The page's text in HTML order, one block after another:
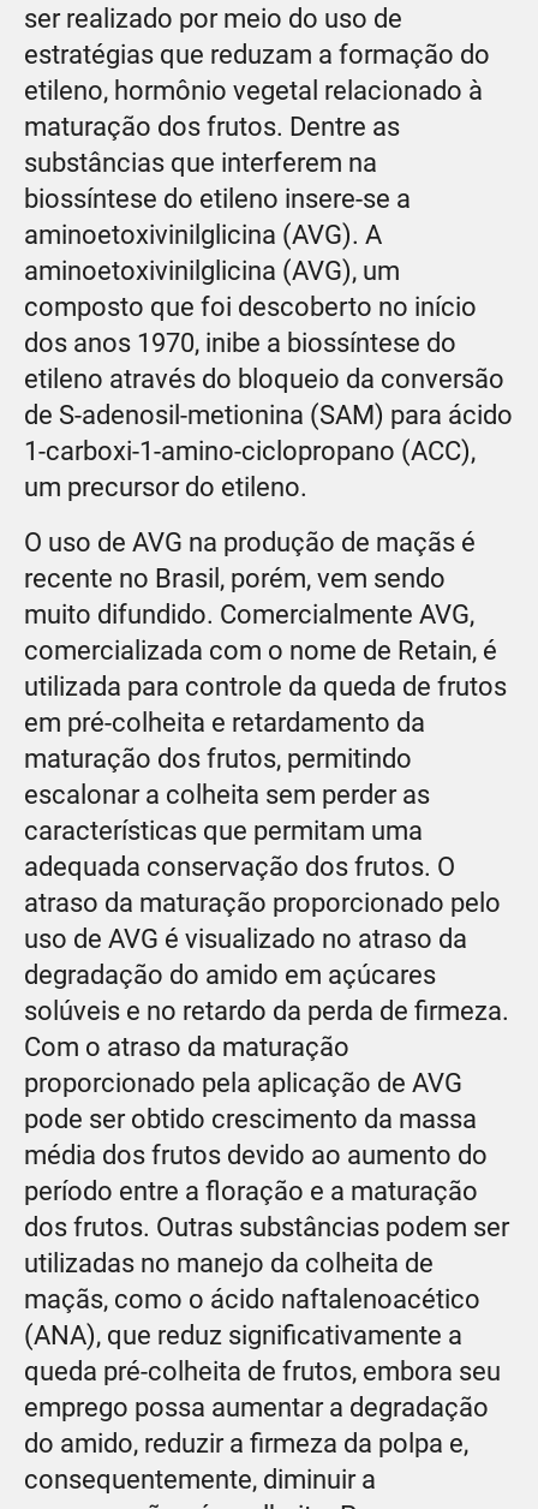
ser realizado por meio do uso de
estratégias que reduzam a formação do
etileno, hormônio vegetal relacionado à
maturação dos frutos. Dentre as
substâncias que interferem na
biossíntese do etileno insere-se a
aminoetoxivinilglicina (AVG). A
aminoetoxivinilglicina (AVG), um
composto que foi descoberto no início
dos anos 1970, inibe a biossíntese do
etileno através do bloqueio da conversão
de S-adenosil-metionina (SAM) para ácido
1-carboxi-1-amino-ciclopropano (ACC),
um precursor do etileno.
O uso de AVG na produção de maçãs é
recente no Brasil, porém, vem sendo
muito difundido. Comercialmente AVG,
comercializada com o nome de Retain, é
utilizada para controle da queda de frutos
em pré-colheita e retardamento da
maturação dos frutos, permitindo
escalonar a colheita sem perder as
características que permitam uma
adequada conservação dos frutos. O
atraso da maturação proporcionado pelo
uso de AVG é visualizado no atraso da
degradação do amido em açúcares
solúveis e no retardo da perda de firmeza.
Com o atraso da maturação
proporcionado pela aplicação de AVG
pode ser obtido crescimento da massa
média dos frutos devido ao aumento do
período entre a floração e a maturação
dos frutos. Outras substâncias podem ser
utilizadas no manejo da colheita de
maçãs, como o ácido naftalenoacético
(ANA), que reduz significativamente a
queda pré-colheita de frutos, embora seu
emprego possa aumentar a degradação
do amido, reduzir a firmeza da polpa e,
consequentemente, diminuir a